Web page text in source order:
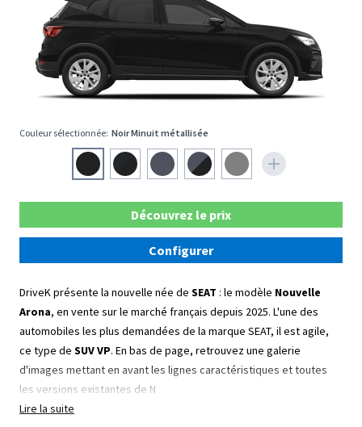
Couleur sélectionnée: Noir Minuit métallisée
Découvrez le prix
Configurer
DriveK présente la nouvelle née de SEAT : le modèle Nouvelle
Arona, en vente sur le marché français depuis 2025. L'une des
automobiles les plus demandées de la marque SEAT, il est agile,
ce type de SUV VP. En bas de page, retrouvez une galerie
d'images mettant en avant les lignes caractéristiques et toutes
les versions existantes de N
Lire la suite